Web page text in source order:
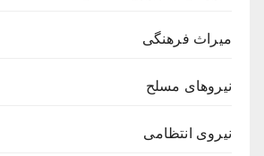
میراث فرهنگی
نیروهای مسلح
نیروی انتظامی